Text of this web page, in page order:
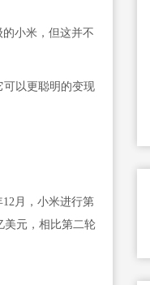
小米，但这并不
可以更聪明的变现
月，小米进行第
美元，相比第二轮